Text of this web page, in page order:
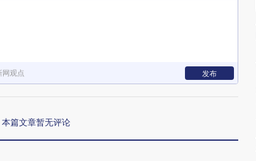
网观点 发布
本篇文章暂无评论